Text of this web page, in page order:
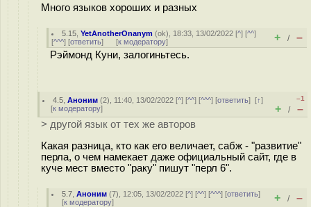
Много языков хороших и разных
5.15 ,YetAnotherOnanym (ok), 18:33, 13/02/2022 [^] [^^]
[^^^] [ответить] [к модератору] + / –
Рэймонд Куни, залогиньтесь.
4.5 ,Аноним (2), 11:40, 13/02/2022 [^] [^^] [^^^] [ответить][↑]
[к модератору]
–1
+ / –
> другой язык от тех же авторов
Какая разница, кто как его величает, сабж - "развитие"
перла, о чем намекает даже официальный сайт, где в
куче мест вместо "раку" пишут "перл 6".
5.7 ,Аноним (7), 12:05, 13/02/2022 [^] [^^] [^^^] [ответить]
[к модератору] + / –